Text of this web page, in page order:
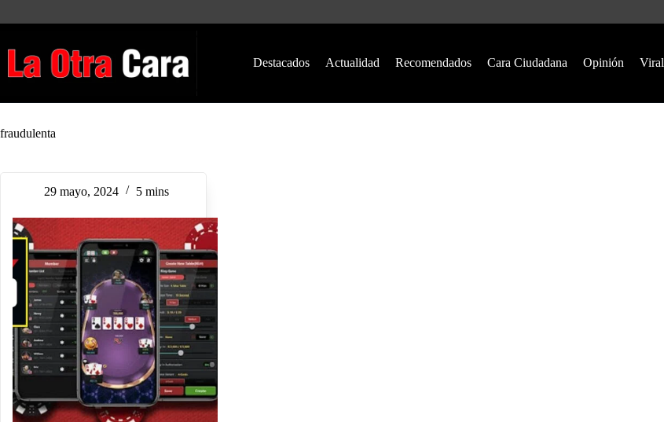
Destacados Actualidad Recomendados Cara Ciudadana Opinión Viral
fraudulenta
29 mayo, 2024 5 mins